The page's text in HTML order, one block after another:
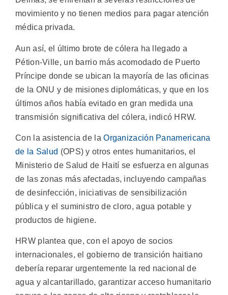
movimiento y no tienen medios para pagar atención
médica privada.
Aun así, el último brote de cólera ha llegado a
Pétion-Ville, un barrio más acomodado de Puerto
Príncipe donde se ubican la mayoría de las oficinas
de la ONU y de misiones diplomáticas, y que en los
últimos años había evitado en gran medida una
transmisión significativa del cólera, indicó HRW.
Con la asistencia de laOrganización Panamericana
de la Salud (OPS) y otros entes humanitarios, el
Ministerio de Salud de Haití se esfuerza en algunas
de las zonas más afectadas, incluyendo campañas
de desinfección, iniciativas de sensibilización
pública y el suministro de cloro, agua potable y
productos de higiene.
HRW plantea que, con el apoyo de socios
internacionales, el gobierno de transición haitiano
debería reparar urgentemente la red nacional de
agua y alcantarillado, garantizar acceso humanitario